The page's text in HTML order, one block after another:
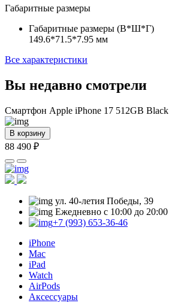
Габаритные размеры
Габаритные размеры (В*Ш*Г)
149.6*71.5*7.95 мм
Все характеристики
Вы недавно смотрели
Смартфон Apple iPhone 17 512GB Black
В корзину
88 490 ₽
ул. 40-летия Победы, 39
Ежедневно с 10:00 до 20:00
+7 (993) 653-36-46
iPhone
Mac
iPad
Watch
AirPods
Аксессуары